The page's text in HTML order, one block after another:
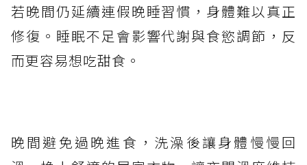
若晚間仍延續連假晚睡習慣，身體難以真正
修復。睡眠不足會影響代謝與食慾調節，反
而更容易想吃甜食。
晚間避免過晚進食，洗澡後讓身體慢慢回